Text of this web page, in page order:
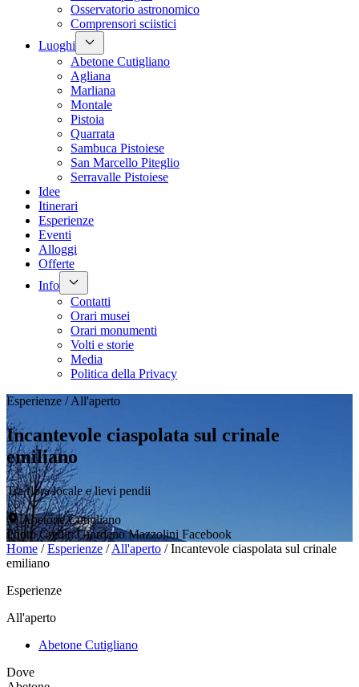
Osservatorio astronomico
Comprensori sciistici
Luoghi
Abetone Cutigliano
Agliana
Marliana
Montale
Pistoia
Quarrata
Sambuca Pistoiese
San Marcello Piteglio
Serravalle Pistoiese
Idee
Itinerari
Esperienze
Eventi
Alloggi
Offerte
Info
Contatti
Orari musei
Orari monumenti
Volti e storie
Media
Politica della Privacy
Esperienze / All'aperto
Incantevole ciaspolata sul crinale
emiliano
Tra flora locale e lievi pendii
Abetone Cutigliano
Photo Credit: Giordano Mazzolini Facebook
Home /Esperienze /All'aperto /Incantevole ciaspolata sul crinale
emiliano
Esperienze
All'aperto
Abetone Cutigliano
Dove